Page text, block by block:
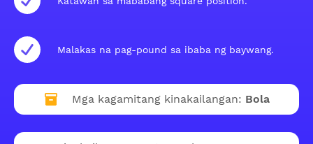
Malakas na pag-pound sa ibaba ng baywang.
Mga kagamitang kinakailangan: Bola